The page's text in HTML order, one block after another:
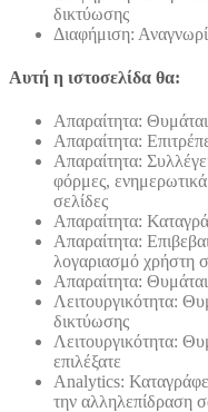
δικτύωσης
Διαφήμιση:
Αυτή η ιστοσελίδα θα:
Απαραίτητα:
Απαραίτητα:
Απαραίτητα:
φόρμες, ενημερωτικά
σελίδες
Απαραίτητα:
Απαραίτητα:
λογαριασμό χρήστη
Απαραίτητα:
Λειτουργικότητα:
δικτύωσης
Λειτουργικότητα:
επιλέξατε
Analytics:
την αλληλεπίδραση